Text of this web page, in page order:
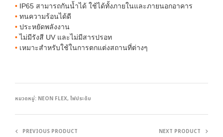
14,000.00฿.7,000.00฿.
• IP65 สามารถกันน้ำได้ ใช้ได้ทั้งภายในและภายนอกอาคาร
• ทนความร้อนได้ดี
• ประหยัดพลังงาน
•ไม่มีรังสี UV และไม่มีสารปรอท
• เหมาะสำหรับใช้ในการตกแต่งสถานที่ต่างๆ
หมวดหมู่: NEON FLEX, ไฟประดับ
PREVIOUS PRODUCT NEXT PRODUCT